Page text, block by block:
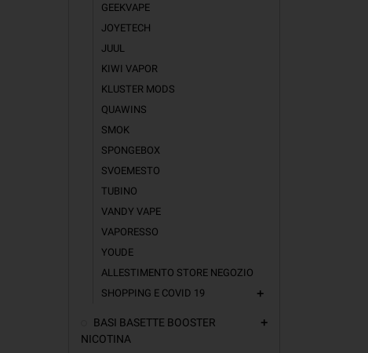
GEEKVAPE
JOYETECH
JUUL
KIWI VAPOR
KLUSTER MODS
QUAWINS
SMOK
SPONGEBOX
SVOEMESTO
TUBINO
VANDY VAPE
VAPORESSO
YOUDE
ALLESTIMENTO STORE NEGOZIO
SHOPPING E COVID 19
add
BASI BASETTE BOOSTER
NICOTINA
add